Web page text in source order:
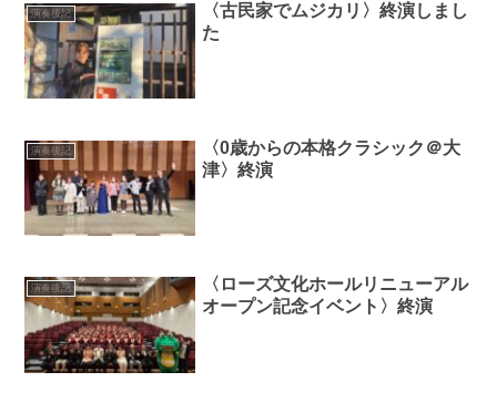
演奏後記
〈古民家でムジカリ〉終演しまし
た
演奏後記
〈0歳からの本格クラシック＠大
津〉終演
演奏後記
〈ローズ文化ホールリニューアル
オープン記念イベント〉終演